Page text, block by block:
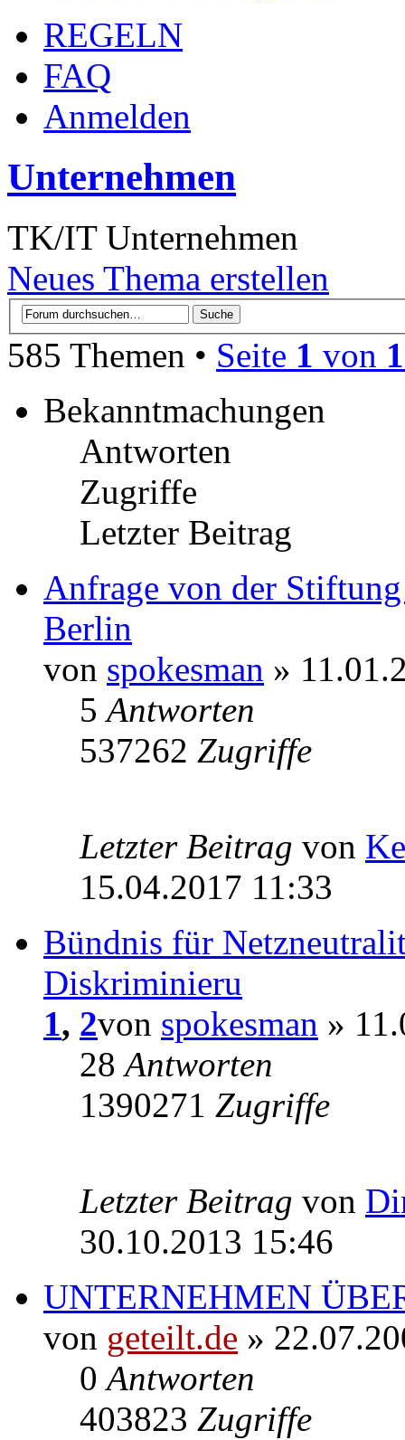
REGELN
FAQ
Anmelden
Unternehmen
TK/IT Unternehmen
Neues Thema erstellen
585 Themen • Seite 1 von
Bekanntmachungen
Antworten
Zugriffe
Letzter Beitrag
Anfrage von der
Berlin
von spokesman »
5Antworten
537262 Zugriffe
Letzter Beitrag von
15.04.2017 11:33
Bündnis für
Diskriminieru
1, 2von spokesman »
28Antworten
1390271 Zugriffe
Letzter Beitrag von
30.10.2013 15:46
UNTERNEHMEN
von geteilt.de »
0Antworten
403823 Zugriffe